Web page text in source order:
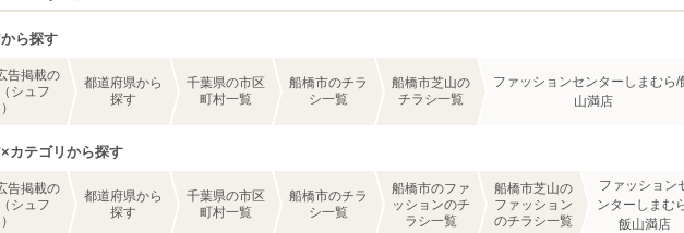
ら探す
告掲載の
シュフ
都道府県から
探す
千葉県の市区
町村一覧
船橋市のチラ
シ一覧
船橋市芝山の
チラシ一覧
ファッションセンターしまむら/
山満店
カテゴリから探す
告掲載の
シュフ
都道府県から
探す
千葉県の市区
町村一覧
船橋市のチラ
シ一覧
船橋市のファ
ッションのチ
ラシ一覧
船橋市芝山の
ファッション
のチラシ一覧
ファッション
ンターしまむ
飯山満店